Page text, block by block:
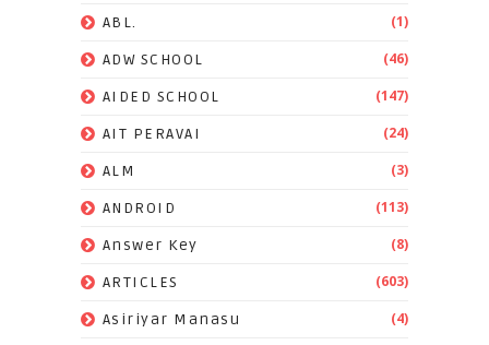
ABL. (1)
ADW SCHOOL (46)
AIDED SCHOOL (147)
AIT PERAVAI (24)
ALM (3)
ANDROID (113)
Answer Key (8)
ARTICLES (603)
Asiriyar Manasu (4)